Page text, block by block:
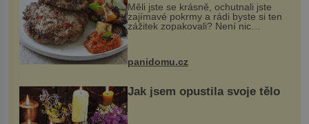
Měli jste se krásně, ochutnali jste
zajímavé pokrmy a rádi byste si ten
zážitek zopakovali? Není nic
snazšího. Pljeskavica (10 porcí)
Možná jste ji ochutnali na dovolené v
panidomu.cz
Jak jsem opustila svoje tělo